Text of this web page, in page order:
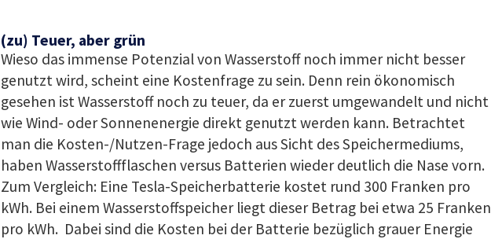
(zu) Teuer, aber grün
Wieso das immense Potenzial von Wasserstoff noch immer nicht besser
genutzt wird, scheint eine Kostenfrage zu sein. Denn rein ökonomisch
gesehen ist Wasserstoff noch zu teuer, da er zuerst umgewandelt und nicht
wie Wind- oder Sonnenenergie direkt genutzt werden kann. Betrachtet
man die Kosten-/Nutzen-Frage jedoch aus Sicht des Speichermediums,
haben Wasserstoffflaschen versus Batterien wieder deutlich die Nase vorn.
Zum Vergleich: Eine Tesla-Speicherbatterie kostet rund 300 Franken pro
kWh. Bei einem Wasserstoffspeicher liegt dieser Betrag bei etwa 25 Franken
pro kWh. Dabei sind die Kosten bei der Batterie bezüglich grauer Energie